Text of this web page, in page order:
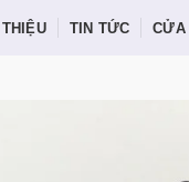
TIN TỨC CỬA